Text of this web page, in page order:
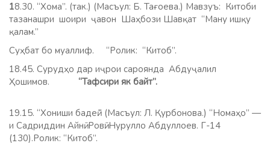
18.30. “Хома”. (так.) (Масъул: Б. Тағоева.) Мавзуъ: Китоби
тазанашри шоири ҷавон Шаҳбози Шавқат “Ману ишқу
қалам.”
Суҳбат бо муаллиф.
“Ролик: “Китоб”.
18.45. Сурудҳо дар иҷрои сароянда Абдуҷалил
Ҳошимов. “Тафсири як байт”.
19.15. “Хониши бадеӣ.” (Масъул: Л. Қурбонова.) “Номаҳо” —
и Садриддин Айнӣ. Ровӣ: Нурулло Абдуллоев. Г-14
(130).Ролик: “Китоб”.